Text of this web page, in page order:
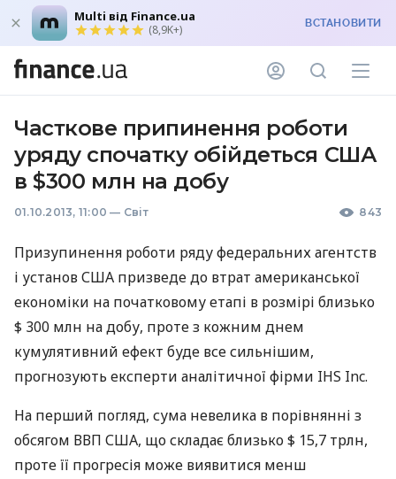
Multi від Finance.ua
(8,9K+) ВСТАНОВИТИ
Часткове припинення роботи
уряду спочатку обійдеться США
в $300 млн на добу
01.10.2013, 11:00 — Світ 843
Призупинення роботи ряду федеральних агентств
і установСША призведе до втрат американської
економіки на початковому етапі в розмірі близько
$ 300 млн на добу, проте з кожним днем
кумулятивний ефект буде все сильнішим,
прогнозують експерти аналітичної фірми IHS Inc.
На перший погляд, сума невелика в порівнянні з
обсягом ВВП США, що складає близько $ 15,7 трлн,
проте її прогресія може виявитися менш